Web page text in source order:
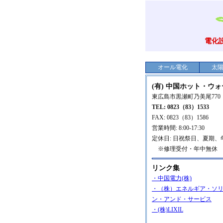
電化
オール電化 太
(有) 中国ホット・ウ
東広島市黒瀬町乃美尾770
TEL: 0823（83）1533
FAX: 0823（83）1586
営業時間: 8:00-17:30
定休日: 日祝祭日、夏期、
※修理受付・年中無休
リンク集
・中国電力(株)
・（株）エネルギア・ソ
ン・アンド・サービス
・(株)LIXIL